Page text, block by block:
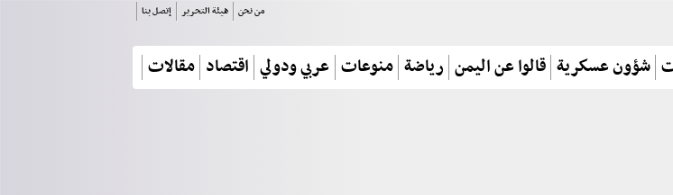
من نحن هيئة التحرير إتصل بنا
شؤون عسكرية قالوا عن اليمن رياضة منوعات عربي ودولي اقتصاد مقالات